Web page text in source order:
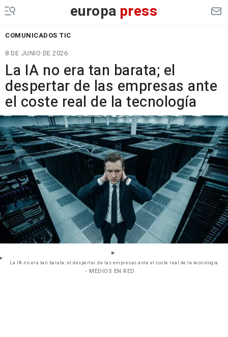
europa press
COMUNICADOS TIC
8 DE JUNIO DE 2026
La IA no era tan barata; el
despertar de las empresas ante
el coste real de la tecnología
La IA no era tan barata; el despertar de las empresas ante el coste real de la tecnología
- MEDIOS EN RED